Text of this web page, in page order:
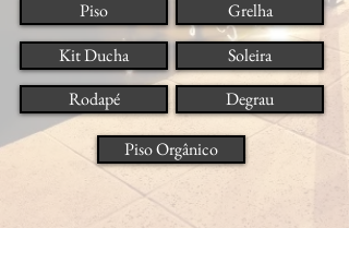
Piso
Grelha
Kit Ducha
Soleira
Rodapé
Degrau
Piso Orgânico